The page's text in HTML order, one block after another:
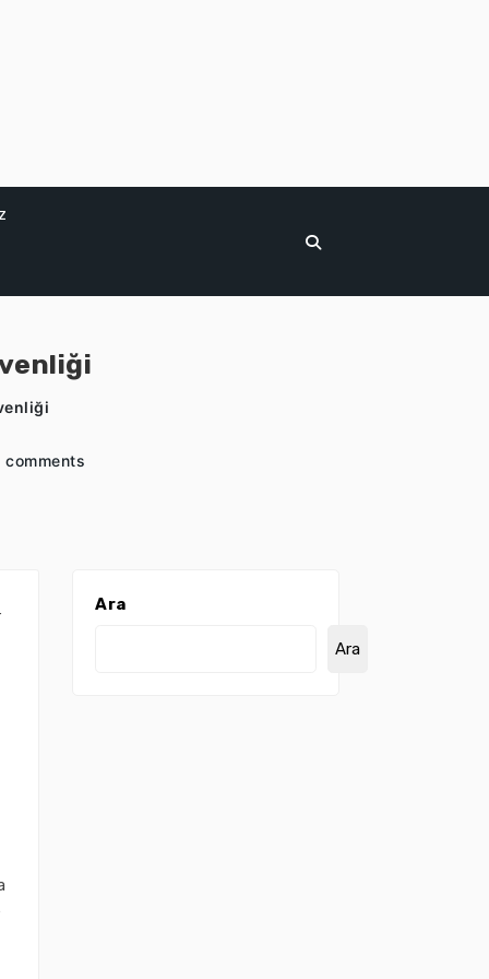
comments
Ara
Ara